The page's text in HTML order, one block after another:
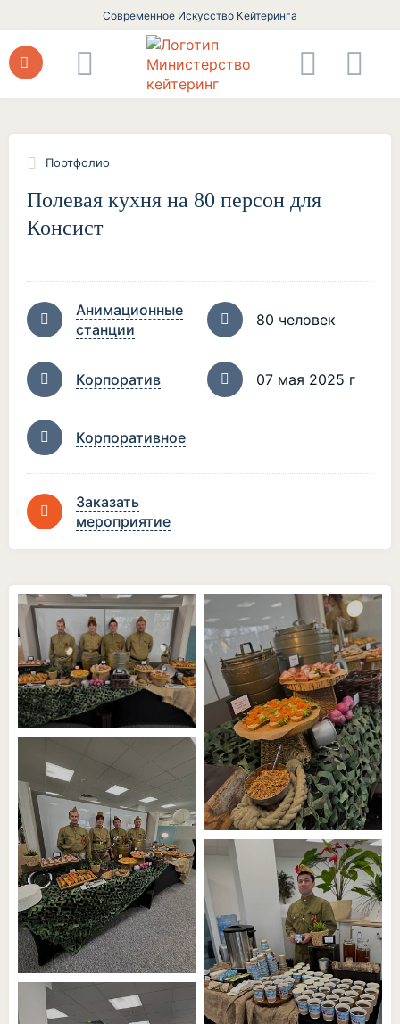
Современное Искусство Кейтеринга
Портфолио
Полевая кухня на 80 персон для
Консист
Анимационные
станции
80 человек
Корпоратив 07 мая 2025 г
Корпоративное
Заказать
мероприятие